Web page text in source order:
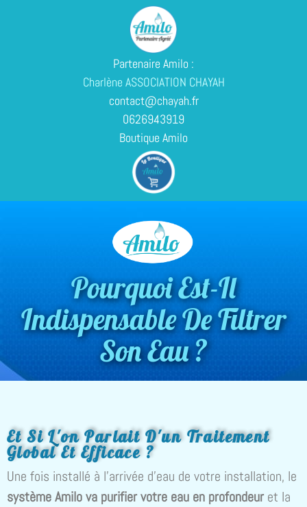
Partenaire Amilo :
Charlène ASSOCIATION CHAYAH
contact@chayah.fr
0626943919
Boutique Amilo
Pourquoi Est-Il
Indispensable De Filtrer
Son Eau ?
Et Si L'on Parlait D'un Traitement
Global Et Efficace ?
Une fois installé à l’arrivée d’eau de votre installation, le
système Amilova purifier votre eau en profondeur et la